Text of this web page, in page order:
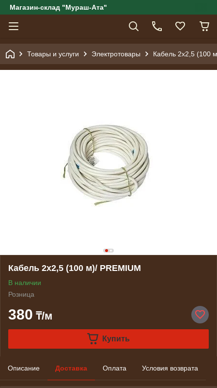
Магазин-склад "Мураш-Ата"
Товары и услуги Электротовары Кабель 2x2,5 (100
Кабель 2x2,5 (100 м)/ PREMIUM
В наличии
Розница
380 ₸/м
Купить
Описание Доставка Оплата Условия возврата